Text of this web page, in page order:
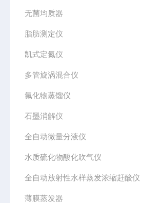
无菌均质器
脂肪测定仪
凯式定氮仪
多管旋涡混合仪
氟化物蒸馏仪
石墨消解仪
全自动微量分液仪
水质硫化物酸化吹气仪
全自动放射性水样蒸发浓缩赶酸仪
薄膜蒸发器